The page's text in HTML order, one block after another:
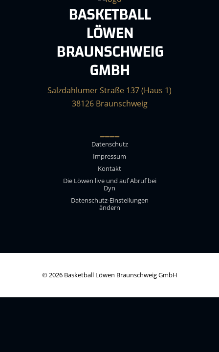
BASKETBALL
LÖWEN
BRAUNSCHWEIG
GMBH
Salzdahlumer Straße 137 (Haus 1)
38126 Braunschweig
____
Datenschutz
Impressum
Kontakt
Die Löwen live und auf Abruf bei
Dyn
Datenschutz-Einstellungen
ändern
© 2026 Basketball Löwen Braunschweig GmbH